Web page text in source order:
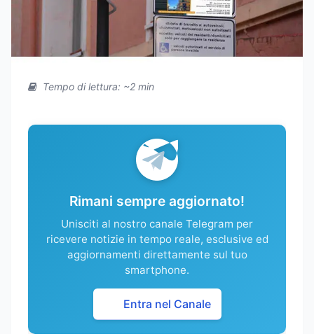
Tempo di lettura: ~2 min
Rimani sempre aggiornato!
Unisciti al nostro canale Telegram per
ricevere notizie in tempo reale, esclusive ed
aggiornamenti direttamente sul tuo
smartphone.
Entra nel Canale